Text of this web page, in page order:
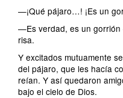
—¡Qué pájaro…! ¡Es un
—Es verdad, es un
risa.
Y excitados mutuamente
del pájaro, que les hacía
reían. Y así quedaron
bajo el cielo de Dios.